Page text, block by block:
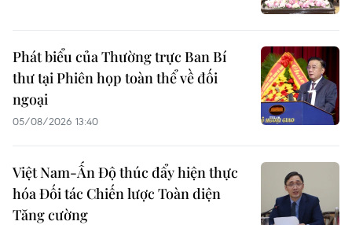
Phát biểu của Thường trực Ban Bí
thư tại Phiên họp toàn thể về đối
ngoại
05/08/2026 13:40
Việt Nam-Ấn Độ thúc đẩy hiện thực
hóa Đối tác Chiến lược Toàn diện
Tăng cường